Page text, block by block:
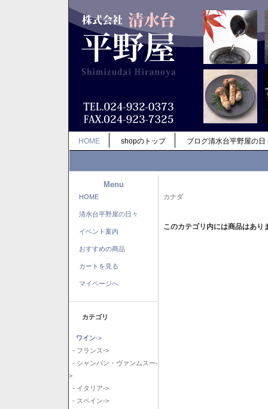
HOME shopのトップ ブログ清水台平野屋の日
Menu
HOME
清水台平野屋の日々
イベント案内
おすすめの商品
カートを見る
マイページへ
カテゴリ
ワイン->
- フランス->
- シャンパン・ヴァンムスー-
>
- イタリア->
- スペイン->
カナダ
このカテゴリ内には商品はあり